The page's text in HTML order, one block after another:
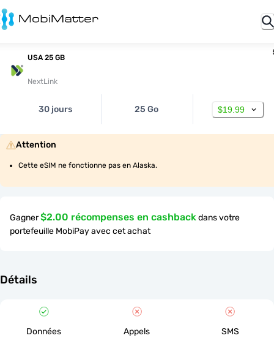
USA 25 GB
NextLink
30 jours 25 Go $19.99
Attention
Cette eSIM ne fonctionne pas en Alaska.
Gagner$2.00 récompenses en cashbackdans votre
portefeuille MobiPay avec cet achat
Détails
Données Appels SMS